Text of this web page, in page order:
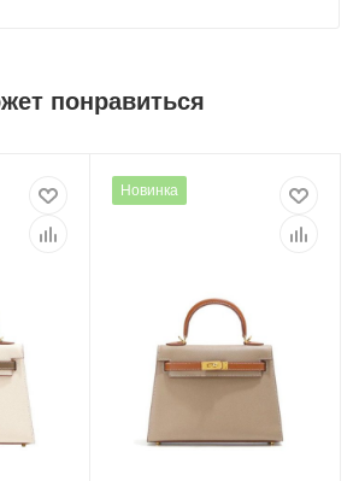
понравиться
Новинка